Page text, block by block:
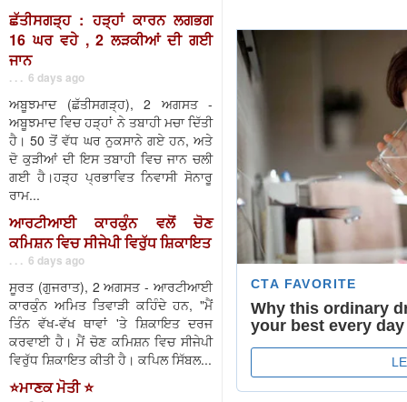
ਛੱਤੀਸਗੜ੍ਹ : ਹੜ੍ਹਾਂ ਕਾਰਨ ਲਗਭਗ
16 ਘਰ ਵਹੇ , 2 ਲੜਕੀਆਂ ਦੀ ਗਈ
ਜਾਨ
. . . 6 days ago
ਅਬੂਝਮਾਦ (ਛੱਤੀਸਗੜ੍ਹ), 2 ਅਗਸਤ -
ਅਬੂਝਮਾਦ ਵਿਚ ਹੜ੍ਹਾਂ ਨੇ ਤਬਾਹੀ ਮਚਾ ਦਿੱਤੀ
ਹੈ। 50 ਤੋਂ ਵੱਧ ਘਰ ਨੁਕਸਾਨੇ ਗਏ ਹਨ, ਅਤੇ
ਦੋ ਕੁੜੀਆਂ ਦੀ ਇਸ ਤਬਾਹੀ ਵਿਚ ਜਾਨ ਚਲੀ
ਗਈ ਹੈ।ਹੜ੍ਹ ਪ੍ਰਭਾਵਿਤ ਨਿਵਾਸੀ ਸੋਨਾਰੂ
ਰਾਮ...
ਆਰਟੀਆਈ ਕਾਰਕੁੰਨ ਵਲੋਂ ਚੋਣ
ਕਮਿਸ਼ਨ ਵਿਚ ਸੀਜੇਪੀ ਵਿਰੁੱਧ ਸ਼ਿਕਾਇਤ
. . . 6 days ago
ਸੂਰਤ (ਗੁਜਰਾਤ), 2 ਅਗਸਤ - ਆਰਟੀਆਈ
ਕਾਰਕੁੰਨ ਅਮਿਤ ਤਿਵਾੜੀ ਕਹਿੰਦੇ ਹਨ, "ਮੈਂ
ਤਿੰਨ ਵੱਖ-ਵੱਖ ਥਾਵਾਂ 'ਤੇ ਸ਼ਿਕਾਇਤ ਦਰਜ
ਕਰਵਾਈ ਹੈ। ਮੈਂ ਚੋਣ ਕਮਿਸ਼ਨ ਵਿਚ ਸੀਜੇਪੀ
ਵਿਰੁੱਧ ਸ਼ਿਕਾਇਤ ਕੀਤੀ ਹੈ। ਕਪਿਲ ਸਿੱਬਲ...
⭐️ਮਾਣਕ ਮੋਤੀ ⭐️